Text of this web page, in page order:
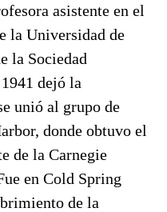
asistente en el
la Universidad de
la Sociedad
dejó la
unió al grupo de
donde obtuvo el
de la Carnegie
en Cold Spring
de la